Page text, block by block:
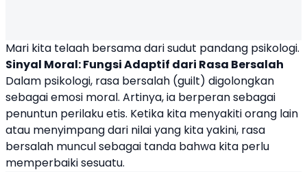
Mari kita telaah bersama dari sudut pandang psikologi.
Sinyal Moral: Fungsi Adaptif dari Rasa Bersalah
Dalam psikologi, rasa bersalah (guilt) digolongkan
sebagai emosi moral. Artinya, ia berperan sebagai
penuntun perilaku etis. Ketika kita menyakiti orang lain
atau menyimpang dari nilai yang kita yakini, rasa
bersalah muncul sebagai tanda bahwa kita perlu
memperbaiki sesuatu.